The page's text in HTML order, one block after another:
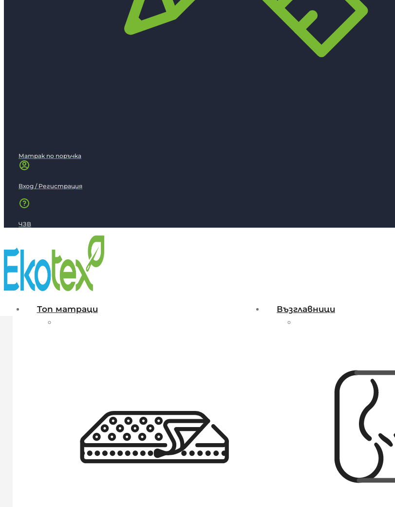
Матрак по поръчка
Вход / Регистрация
ЧЗВ
Топ матраци Възглавници